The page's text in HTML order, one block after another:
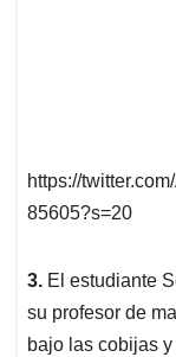
https://
85605?s=20
3. El estudiante
su profesor de
bajo las cobijas